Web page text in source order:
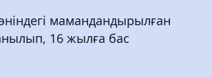
мамандандырылған
16 жылға бас